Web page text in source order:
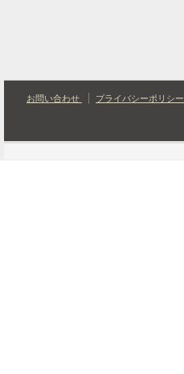
お問い合わせ プライバシーポリシー